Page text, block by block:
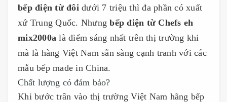
bếp điện từ đôi dưới 7 triệu thì đa phần có xuất
xứ Trung Quốc. Nhưngbếp điện từ Chefs eh
mix2000a là điểm sáng nhất trên thị trường khi
mà là hàng Việt Nam sẵn sàng cạnh tranh với các
mẫu bếp made in China.
Chất lượng có đảm bảo?
Khi bước trân vào thị trường Việt Nam hãng bếp